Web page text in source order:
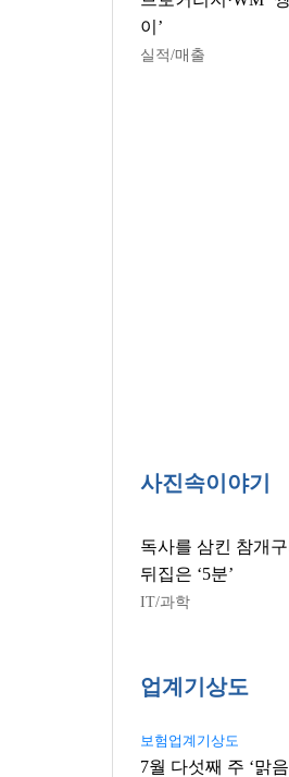
이’
실적/매출
사진속이야기
독사를 삼킨 참개
뒤집은 ‘5분’
IT/과학
업계기상도
보험업계기상도
7월 다섯째 주 ‘맑음